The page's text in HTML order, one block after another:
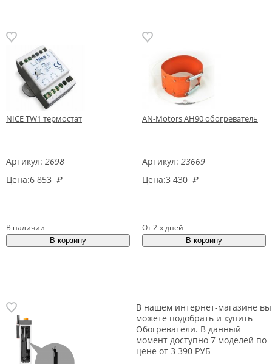
NICE TW1 термостат
Артикул: 2698
Цена:6 853 ₽
В наличии
AN-Motors AH90 обогреватель
Артикул: 23669
Цена:3 430 ₽
От 2-х дней
В нашем интернет-магазине вы
можете подобрать и купить
Обогреватели. В данный
момент доступно 7 моделей по
цене от 3 390 РУБ